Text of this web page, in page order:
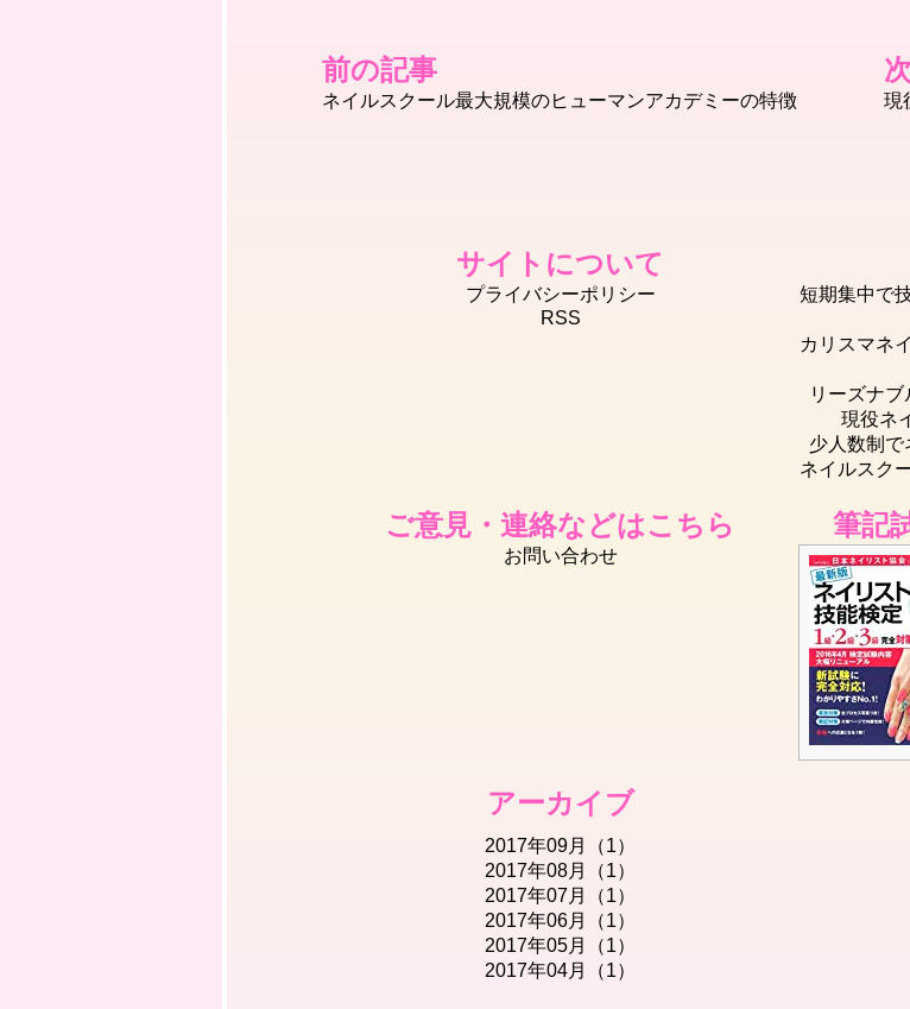
前の記事
ネイルスクール最大規模のヒューマンアカデミーの特徴 現
サイトについて
プライバシーポリシー
RSS
短期集中で
カリスマネ
リーズナ
現役ネ
少人数制
ネイルスク
アーカイブ
2017年09月（1）
2017年08月（1）
2017年07月（1）
2017年06月（1）
2017年05月（1）
2017年04月（1）
ご意見・連絡などはこちら
お問い合わせ
筆記